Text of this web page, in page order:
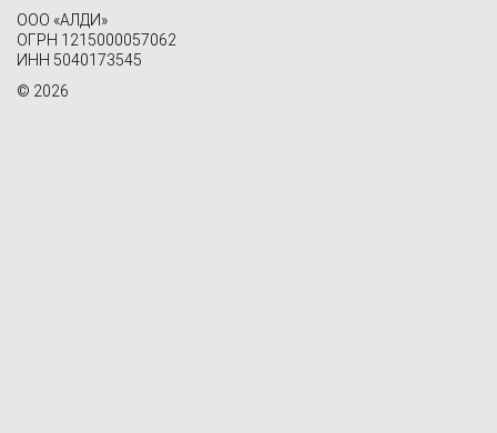
OOO «АЛДИ»
ОГРН 1215000057062
ИНН 5040173545
© 2026